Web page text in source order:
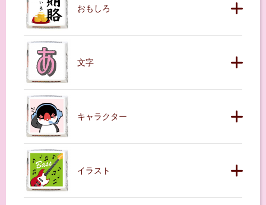
おもしろ
文字
キャラクター
イラスト